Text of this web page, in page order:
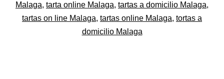
Malaga, tarta online Malaga, tartas a domicilio Malaga,
tartas on line Malaga, tartas online Malaga, tortas a
domicilio Malaga